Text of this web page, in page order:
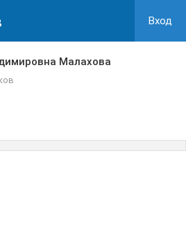
Вход
Малахова